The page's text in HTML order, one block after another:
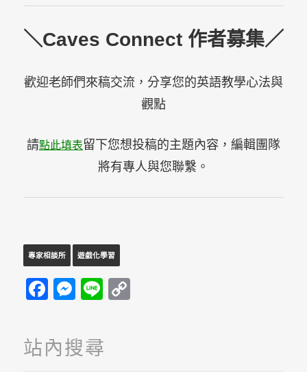
＼Caves Connect 作者募集／
歡迎老師們來稿交流，分享您的英語教學心法與
觀點
請點此填表留下您想投稿的主題內容，編輯團隊
將有專人與您聯繫。
Facebook
Messenger
Line
專家相談所 遊戲化學習
站內搜尋